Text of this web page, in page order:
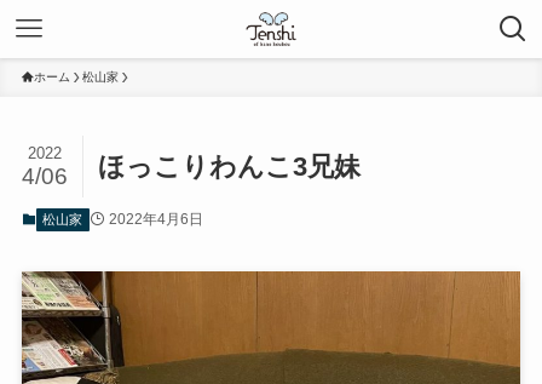
ホーム 松山家
ほっこりわんこ3兄妹
2022
4/06
松山家 2022年4月6日